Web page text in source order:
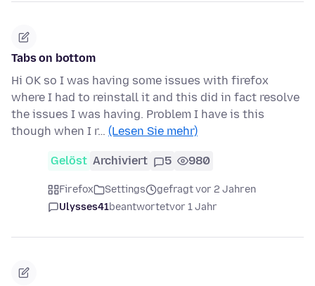
Tabs on bottom
Hi OK so I was having some issues with firefox
where I had to reinstall it and this did in fact resolve
the issues I was having. Problem I have is this
though when I r… (Lesen Sie mehr)
Gelöst Archiviert 5 980
Firefox Settings
gefragt vor 2 Jahren
Ulysses41beantwortetvor 1 Jahr